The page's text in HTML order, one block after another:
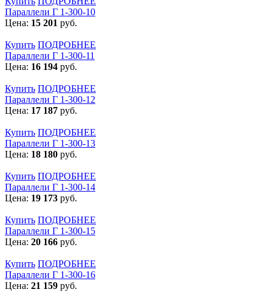
Параллели Г 1-300-10
Цена: 15 201 руб.
Купить ПОДРОБНЕЕ
Параллели Г 1-300-11
Цена: 16 194 руб.
Купить ПОДРОБНЕЕ
Параллели Г 1-300-12
Цена: 17 187 руб.
Купить ПОДРОБНЕЕ
Параллели Г 1-300-13
Цена: 18 180 руб.
Купить ПОДРОБНЕЕ
Параллели Г 1-300-14
Цена: 19 173 руб.
Купить ПОДРОБНЕЕ
Параллели Г 1-300-15
Цена: 20 166 руб.
Купить ПОДРОБНЕЕ
Параллели Г 1-300-16
Цена: 21 159 руб.